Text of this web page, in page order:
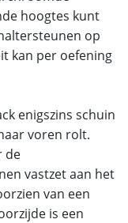
hoogtes kunt
op
kan per oefening
enigszins schuin
voren rolt.
de
vastzet aan het
van een
is een